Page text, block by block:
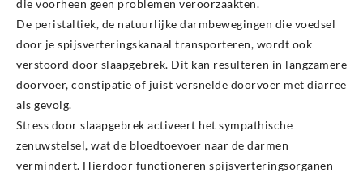
die voorheen geen problemen veroorzaakten.
De peristaltiek, de natuurlijke darmbewegingen die voedsel
door je spijsverteringskanaal transporteren, wordt ook
verstoord door slaapgebrek. Dit kan resulteren in langzamere
doorvoer, constipatie of juist versnelde doorvoer met diarree
als gevolg.
Stress door slaapgebrek activeert het sympathische
zenuwstelsel, wat de bloedtoevoer naar de darmen
vermindert. Hierdoor functioneren spijsverteringsorganen